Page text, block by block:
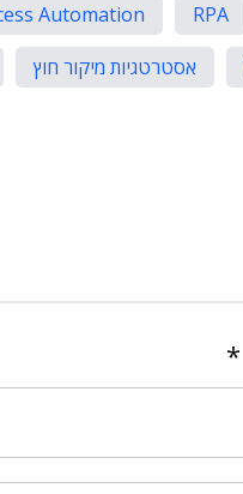
RPA
Automation
אסטרטגיות מיקור חוץ
*